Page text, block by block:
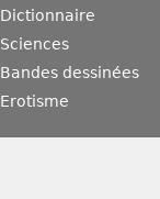
Dictionnaire
Sciences
Bandes dessinées
Erotisme